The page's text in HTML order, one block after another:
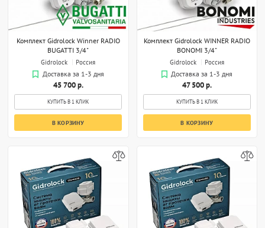
Комплект Gidrоlock Winner RADIO
BUGATTI 3/4"
Gidrolock
Россия
Доставка за 1-3 дня
45 700 р.
КУПИТЬ В 1 КЛИК
В КОРЗИНУ
Комплект Gidrоlock WINNER RADIO
BONOMI 3/4"
Gidrolock
Россия
Доставка за 1-3 дня
47 500 р.
КУПИТЬ В 1 КЛИК
В КОРЗИНУ